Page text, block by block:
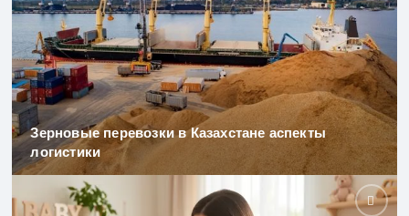
Зерновые перевозки в Казахстане аспекты
логистики